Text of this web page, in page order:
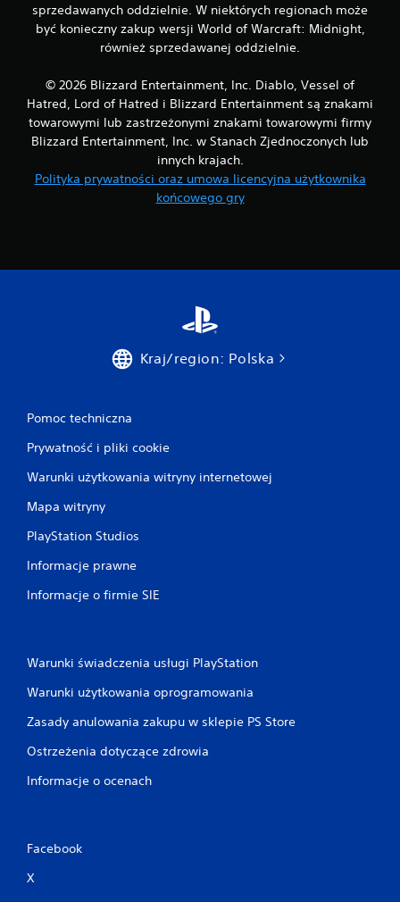
sprzedawanych oddzielnie. W niektórych regionach może
być konieczny zakup wersji World of Warcraft: Midnight,
również sprzedawanej oddzielnie.
© 2026 Blizzard Entertainment, Inc. Diablo, Vessel of
Hatred, Lord of Hatred i Blizzard Entertainment są znakami
towarowymi lub zastrzeżonymi znakami towarowymi firmy
Blizzard Entertainment, Inc. w Stanach Zjednoczonych lub
innych krajach.
Polityka prywatności oraz umowa licencyjna użytkownika
końcowego gry
Kraj/region: Polska
Pomoc techniczna
Prywatność i pliki cookie
Warunki użytkowania witryny internetowej
Mapa witryny
PlayStation Studios
Informacje prawne
Informacje o firmie SIE
Warunki świadczenia usługi PlayStation
Warunki użytkowania oprogramowania
Zasady anulowania zakupu w sklepie PS Store
Ostrzeżenia dotyczące zdrowia
Informacje o ocenach
Facebook
X